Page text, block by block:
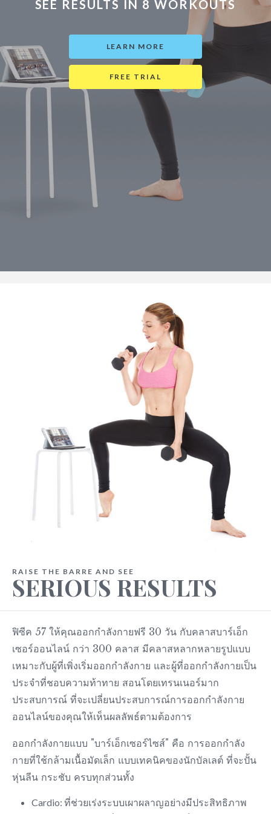
SEE RESULTS IN 8 WORKOUTS
LEARN MORE
FREE TRIAL
RAISE THE BARRE AND SEE
SERIOUS RESULTS
ฟิซีค 57 ให้คุณออกกำลังกายฟรี 30 วัน กับคลาสบาร์เอ็ก
เซอร์ออนไลน์ กว่า 300 คลาส มีคลาสหลากหลายรูปแบบ
เหมาะกับผู้ที่เพิ่งเริ่มออกกำลังกาย และผู้ที่ออกกำลังกายเป็น
ประจำที่ชอบความท้าทาย สอนโดยเทรนเนอร์มาก
ประสบการณ์ ที่จะเปลี่ยนประสบการณ์การออกกำลังกาย
ออนไลน์ของคุณให้เห็นผลลัพธ์ตามต้องการ
ออกกำลังกายแบบ "บาร์เอ็กเซอร์ไซส์" คือ การออกกำลัง
กายที่ใช้กล้ามเนื้อมัดเล็ก แบบเทคนิคของนักบัลเลต์ ที่จะปั้น
หุ่นลีน กระชับ ครบทุกส่วนทั้ง
Cardio: ที่ช่วยเร่งระบบเผาผลาญอย่างมีประสิทธิภาพ